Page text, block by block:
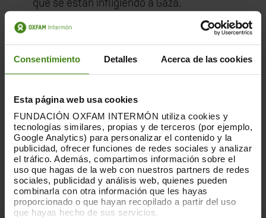
Consentimiento Detalles Acerca de las cookies
Esta página web usa cookies
FUNDACIÓN OXFAM INTERMÓN utiliza cookies y
tecnologías similares, propias y de terceros (por ejemplo,
Google Analytics) para personalizar el contenido y la
publicidad, ofrecer funciones de redes sociales y analizar
el tráfico. Además, compartimos información sobre el
uso que hagas de la web con nuestros partners de redes
sociales, publicidad y análisis web, quienes pueden
combinarla con otra información que les hayas
proporcionado o que hayan recopilado a partir del uso
que hayas hecho de sus servicios.
que se están infligiendo a Gaza.
El mundo observa de cerca al Consejo de
Seguridad y exige que sea quien lidere la
iniciativa para poner fin a esta brutal
todos los rehenes y que Israel restablezca
plenamente la ayuda humanitaria y los
servicios básicos que se necesitan con
urgencia en toda la Franja de Gaza.